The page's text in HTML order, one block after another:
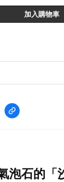
加入購物車
泡石的「